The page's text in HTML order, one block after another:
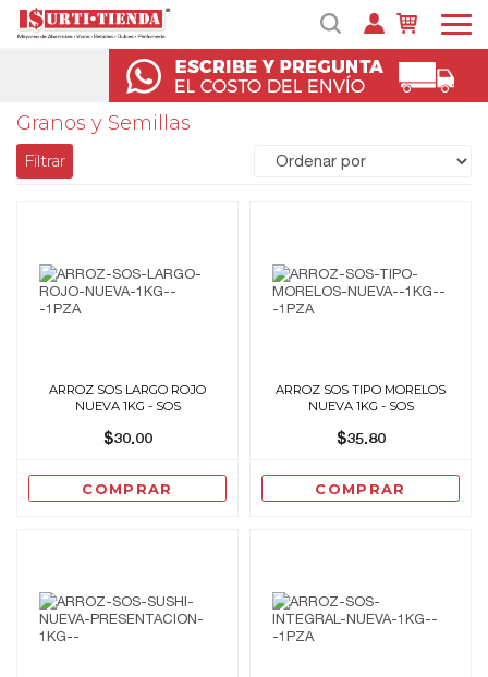
Granos y Semillas
Filtrar
ARROZ SOS LARGO ROJO
NUEVA 1KG - SOS
$30.00
COMPRAR
ARROZ SOS TIPO MORELOS
NUEVA 1KG - SOS
$35.80
COMPRAR